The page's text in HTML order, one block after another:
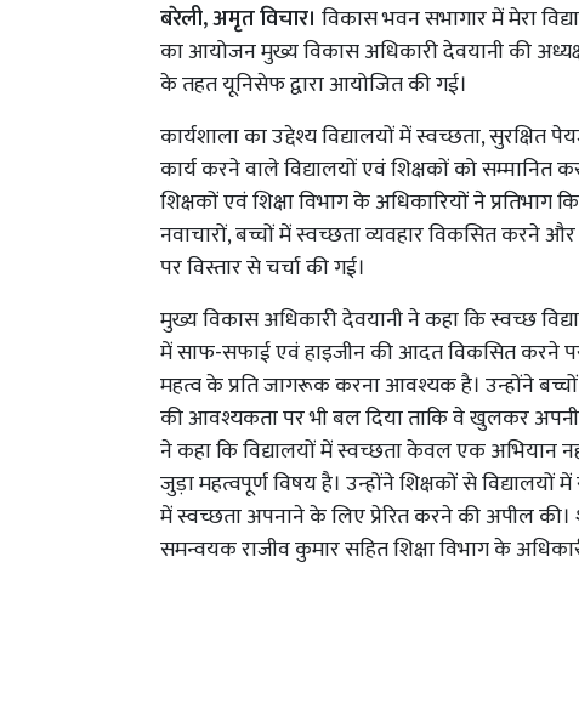
बरेली, अमृत विचार। विकास भवन सभागार में मेरा
का आयोजन मुख्य विकास अधिकारी देवयानी की
के तहत यूनिसेफ द्वारा आयोजित की गई।
कार्यशाला का उद्देश्य विद्यालयों में स्वच्छता,
कार्य करने वाले विद्यालयों एवं शिक्षकों को सम्मानित
शिक्षकों एवं शिक्षा विभाग के अधिकारियों ने प्रतिभाग
नवाचारों, बच्चों में स्वच्छता व्यवहार विकसित करने
पर विस्तार से चर्चा की गई।
मुख्य विकास अधिकारी देवयानी ने कहा कि स्वच्छ
में साफ-सफाई एवं हाइजीन की आदत विकसित करने
महत्व के प्रति जागरूक करना आवश्यक है। उन्होंने
की आवश्यकता पर भी बल दिया ताकि वे खुलकर अपनी
ने कहा कि विद्यालयों में स्वच्छता केवल एक अभियान
जुड़ा महत्वपूर्ण विषय है। उन्होंने शिक्षकों से
में स्वच्छता अपनाने के लिए प्रेरित करने की अपील की।
समन्वयक राजीव कुमार सहित शिक्षा विभाग के